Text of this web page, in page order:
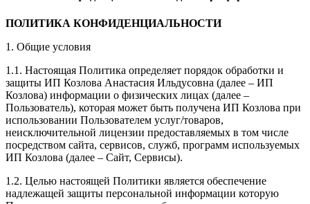
ПОЛИТИКА КОНФИДЕНЦИАЛЬНОСТИ
1. Общие условия
1.1. Настоящая Политика определяет порядок обработки и
защиты ИП Козлова Анастасия Ильдусовна (далее – ИП
Козлова) информации о физических лицах (далее –
Пользователь), которая может быть получена ИП Козлова при
использовании Пользователем услуг/товаров,
неисключительной лицензии предоставляемых в том числе
посредством сайта, сервисов, служб, программ используемых
ИП Козлова (далее – Сайт, Сервисы).
1.2. Целью настоящей Политики является обеспечение
надлежащей защиты персональной информации которую